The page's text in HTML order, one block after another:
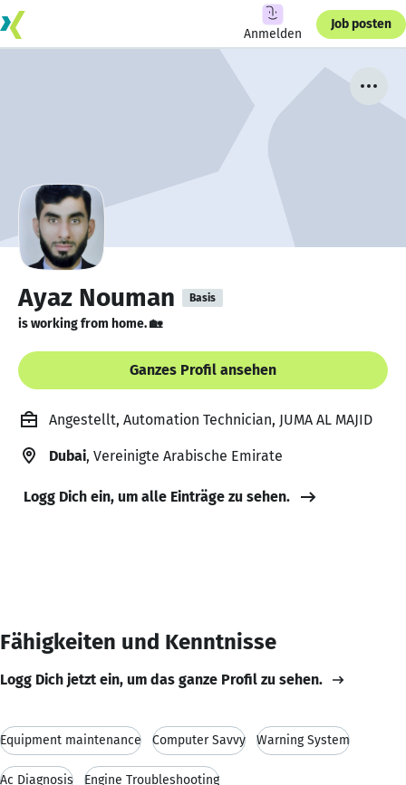
Anmelden
Job posten
Ayaz Nouman Basis
is working from home. 🏡
Ganzes Profil ansehen
Angestellt, Automation Technician, JUMA AL MAJID
Dubai, Vereinigte Arabische Emirate
Logg Dich ein, um alle Einträge zu sehen.
Fähigkeiten und Kenntnisse
Logg Dich jetzt ein, um das ganze Profil zu sehen.
Equipment maintenance Computer Savvy Warning System
Ac Diagnosis Engine Troubleshooting